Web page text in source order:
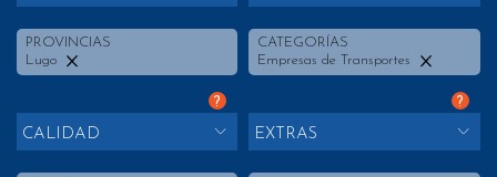
PROVINCIAS
Lugo
CATEGORÍAS
Empresas de Transportes
?
CALIDAD
?
EXTRAS